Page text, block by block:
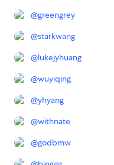
@greengrey
@starkwang
@lukejyhuang
@wuyiqing
@yhyang
@withnate
@godbmw